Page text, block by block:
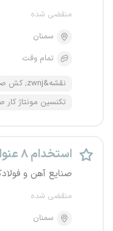
منقضی شده
سمنان
تمام وقت
نقشه&zwnj; کش صنعتی
تکنسین مونتاژ کار
استخدام ۸ عنوان شغلی
صنایع آهن و
منقضی شده
سمنان